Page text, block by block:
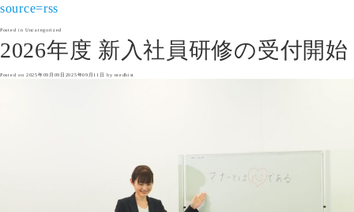
source=rss
Posted inUncategorized
2026年度 新入社員研修の受付開始
Posted on2025年09月09日 2025年09月11日 bymedhist